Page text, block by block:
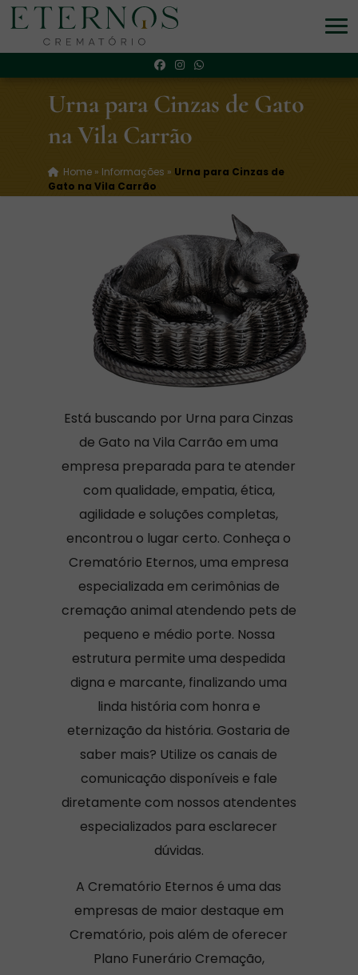
Urna para Cinzas de Gato
na Vila Carrão
Home» Informações » Urna para Cinzas de
Gato na Vila Carrão
Está buscando por Urna para Cinzas
de Gato na Vila Carrão em uma
empresa preparada para te atender
com qualidade, empatia, ética,
agilidade e soluções completas,
encontrou o lugar certo. Conheça o
Crematório Eternos, uma empresa
especializada em cerimônias de
cremação animal atendendo pets de
pequeno e médio porte. Nossa
estrutura permite uma despedida
digna e marcante, finalizando uma
linda história com honra e
eternização da história. Gostaria de
saber mais? Utilize os canais de
comunicação disponíveis e fale
diretamente com nossos atendentes
especializados para esclarecer
dúvidas.
A Crematório Eternos é uma das
empresas de maior destaque em
Crematório, pois além de oferecer
Plano Funerário Cremação,